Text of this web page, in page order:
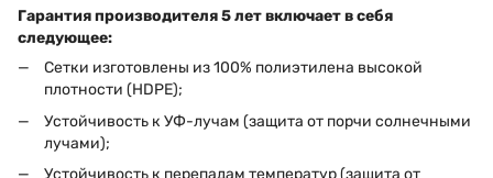
Гарантия производителя 5 лет включает в себя
следующее:
Сетки изготовлены из 100% полиэтилена высокой
плотности (HDPE);
Устойчивость к УФ-лучам (защита от порчи солнечными
лучами);